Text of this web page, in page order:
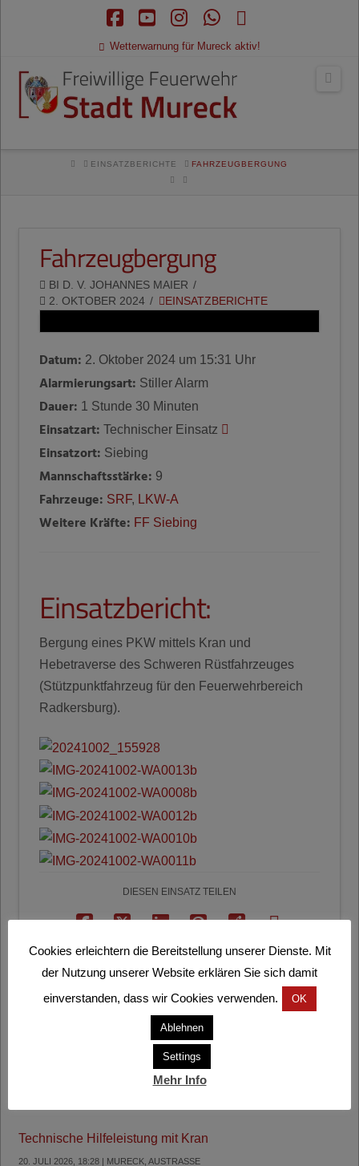
RSS
Wetterwarnung für Mureck aktiv!
HOMEEINSATZBERICHTE FAHRZEUGBERGUNG
Fahrzeugbergung
BI D. V. JOHANNES MAIER
2. OKTOBER 2024
EINSATZBERICHTE
Datum: 2. Oktober 2024 um 15:31 Uhr
Alarmierungsart: Stiller Alarm
Dauer: 1 Stunde 30 Minuten
Einsatzart: Technischer Einsatz
Einsatzort: Siebing
Mannschaftsstärke: 9
Fahrzeuge: SRF, LKW-A
Weitere Kräfte: FF Siebing
Einsatzbericht:
Bergung eines PKW mittels Kran und
Hebetraverse des Schweren Rüstfahrzeuges
(Stützpunktfahrzeug für den Feuerwehrbereich
Radkersburg).
DIESEN EINSATZ TEILEN
Technische Hilfeleistung mit Kran
Technische Hilfeleistung mit Kran
20. JULI 2026, 18:28 | MURECK, AUSTRASSE
Cookies erleichtern die Bereitstellung unserer Dienste. Mit
der Nutzung unserer Website erklären Sie sich damit
einverstanden, dass wir Cookies verwenden.
OK
Ablehnen
Settings
Mehr Info